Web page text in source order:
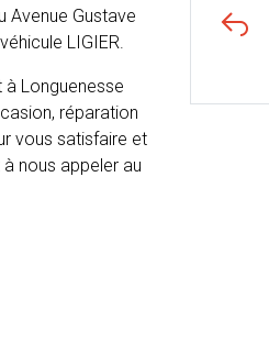
Avenue Gustave
LIGIER.
à Longuenesse
réparation
vous satisfaire et
nous appeler au